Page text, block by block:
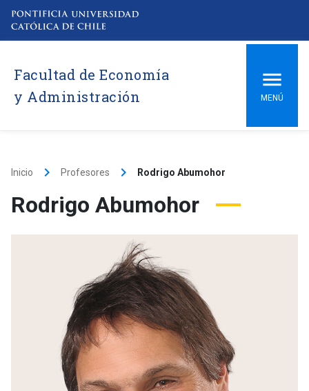
Facultad de Economía
y Administración
MENÚ
Inicio keyboard_arrow_right Profesores keyboard_arrow_right Rodrigo Abumohor
Rodrigo Abumohor